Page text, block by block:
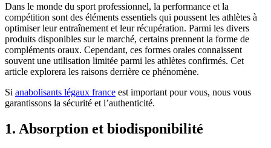
Dans le monde du sport professionnel, la performance et la
compétition sont des éléments essentiels qui poussent les athlètes à
optimiser leur entraînement et leur récupération. Parmi les divers
produits disponibles sur le marché, certains prennent la forme de
compléments oraux. Cependant, ces formes orales connaissent
souvent une utilisation limitée parmi les athlètes confirmés. Cet
article explorera les raisons derrière ce phénomène.
Si anabolisants légaux france est important pour vous, nous vous
garantissons la sécurité et l’authenticité.
1. Absorption et biodisponibilité